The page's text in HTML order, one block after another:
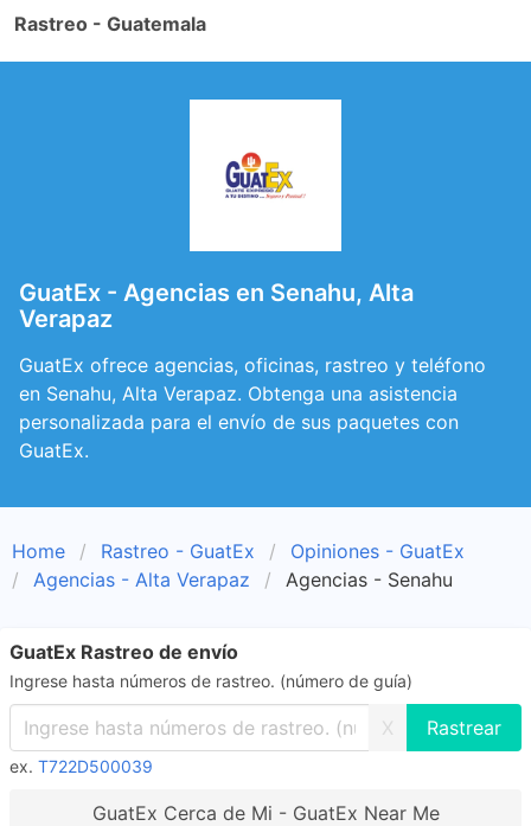
Rastreo - Guatemala
GuatEx - Agencias en Senahu, Alta
Verapaz
GuatEx ofrece agencias, oficinas, rastreo y teléfono
en Senahu, Alta Verapaz. Obtenga una asistencia
personalizada para el envío de sus paquetes con
GuatEx.
Home Rastreo - GuatEx
Opiniones - GuatEx
Agencias - Alta Verapaz
Agencias - Senahu
GuatEx Rastreo de envío
Ingrese hasta números de rastreo. (número de guía)
X
ex. T722D500039
GuatEx Cerca de Mi - GuatEx Near Me